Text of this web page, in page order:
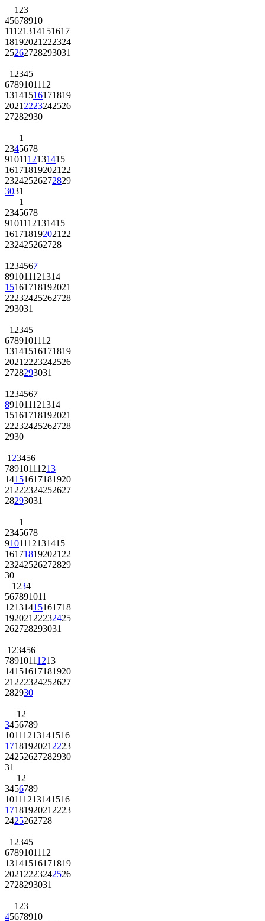
1 23
45678910
11121314151617
18192021 222324
25262728293031
1 2345
6789101112
13141516171819
2021 2223242526
27282930
1
2345678
9101112131415
161718192021 22
23242526272829
3031
1
2345678
9101112131415
161718192021 22
232425262728
1 234567
891011121314
15161718192021
22232425262728
293031
1 2345
6789101112
13141516171819
2021 2223242526
2728293031
1 234567
891011121314
15161718192021
22232425262728
2930
1 23456
78910111213
14151617181920
21 222324252627
28293031
1
2345678
9101112131415
161718192021 22
23242526272829
30
1 234
567891011
12131415161718
192021 22232425
262728293031
1 23456
78910111213
14151617181920
21 222324252627
282930
1 2
3456789
10111213141516
1718192021 2223
24252627282930
31
1 2
3456789
10111213141516
1718192021 2223
2425262728
1 2345
6789101112
13141516171819
2021 2223242526
2728293031
1 23
45678910